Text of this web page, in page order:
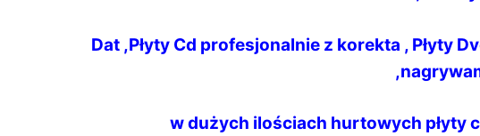
Dat ,Płyty Cd profesjonalnie z korekta , Płyty
w dużych ilościach hurtowych płyty